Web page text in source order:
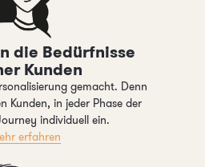
die Bedürfnisse
Kunden
gemacht. Denn
Kunden, in jeder Phase der
individuell ein.
erfahren